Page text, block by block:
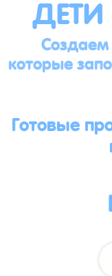
которые
Готовые